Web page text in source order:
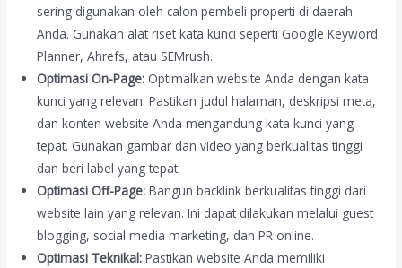
sering digunakan oleh calon pembeli properti di daerah
Anda. Gunakan alat riset kata kunci seperti Google Keyword
Planner, Ahrefs, atau SEMrush.
Optimasi On-Page: Optimalkan website Anda dengan kata
kunci yang relevan. Pastikan judul halaman, deskripsi meta,
dan konten website Anda mengandung kata kunci yang
tepat. Gunakan gambar dan video yang berkualitas tinggi
dan beri label yang tepat.
Optimasi Off-Page: Bangun backlink berkualitas tinggi dari
website lain yang relevan. Ini dapat dilakukan melalui guest
blogging, social media marketing, dan PR online.
Optimasi Teknikal: Pastikan website Anda memiliki